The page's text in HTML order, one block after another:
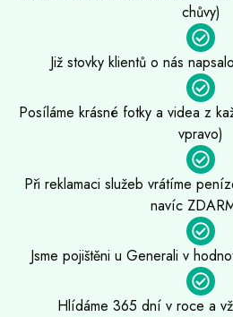
chůvy)
Již stovky klientů o nás
Posíláme krásné fotky a videa z
vpravo)
Při reklamaci služeb vrátíme
navíc
Jsme pojištěni u Generali v
Hlídáme 365 dní v roce a